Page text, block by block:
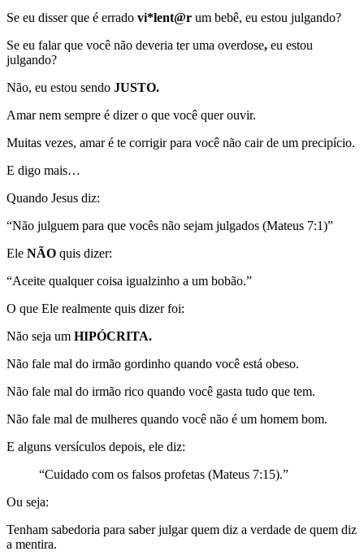
Se eu disser que é errado vi*lent@r um bebê, eu estou julgando?
Se eu falar que você não deveria ter uma overdose, eu estou
julgando?
Não, eu estou sendo JUSTO.
Amar nem sempre é dizer o que você quer ouvir.
Muitas vezes, amar é te corrigir para você não cair de um precipício.
E digo mais…
Quando Jesus diz:
“Não julguem para que vocês não sejam julgados (Mateus 7:1)”
Ele NÃO quis dizer:
“Aceite qualquer coisa igualzinho a um bobão.”
O que Ele realmente quis dizer foi:
Não seja um HIPÓCRITA.
Não fale mal do irmão gordinho quando você está obeso.
Não fale mal do irmão rico quando você gasta tudo que tem.
Não fale mal de mulheres quando você não é um homem bom.
E alguns versículos depois, ele diz:
“Cuidado com os falsos profetas (Mateus 7:15).”
Ou seja:
Tenham sabedoria para saber julgar quem diz a verdade de quem diz
a mentira.